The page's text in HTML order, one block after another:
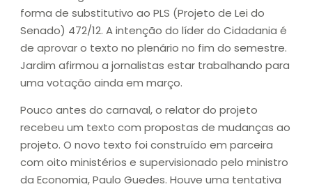
forma de substitutivo ao PLS (Projeto de Lei do
Senado) 472/12. A intenção do líder do Cidadania é
de aprovar o texto no plenário no fim do semestre.
Jardim afirmou a jornalistas estar trabalhando para
uma votação ainda em março.
Pouco antes do carnaval, o relator do projeto
recebeu um texto com propostas de mudanças ao
projeto. O novo texto foi construído em parceira
com oito ministérios e supervisionado pelo ministro
da Economia, Paulo Guedes. Houve uma tentativa